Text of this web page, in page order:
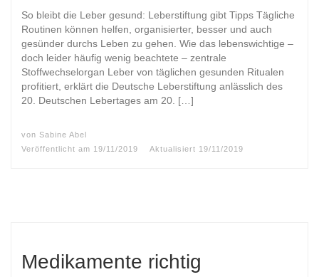
So bleibt die Leber gesund: Leberstiftung gibt Tipps Tägliche
Routinen können helfen, organisierter, besser und auch
gesünder durchs Leben zu gehen. Wie das lebenswichtige –
doch leider häufig wenig beachtete – zentrale
Stoffwechselorgan Leber von täglichen gesunden Ritualen
profitiert, erklärt die Deutsche Leberstiftung anlässlich des
20. Deutschen Lebertages am 20. […]
von Sabine Abel
Veröffentlicht am 19/11/2019 Aktualisiert 19/11/2019
Medikamente richtig